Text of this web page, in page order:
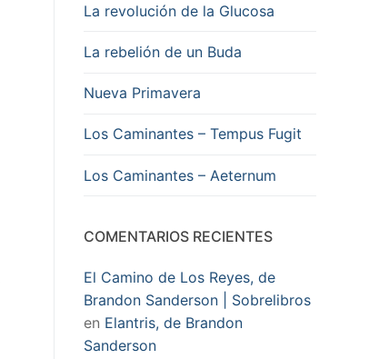
La revolución de la Glucosa
La rebelión de un Buda
Nueva Primavera
Los Caminantes – Tempus Fugit
Los Caminantes – Aeternum
COMENTARIOS RECIENTES
El Camino de Los Reyes, de
Brandon Sanderson | Sobrelibros
en Elantris, de Brandon
Sanderson